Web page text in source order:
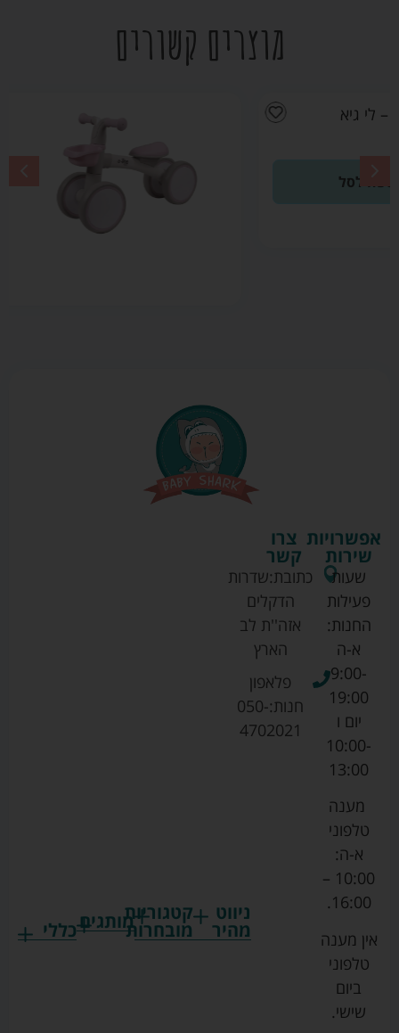
מוצרים קשורים
הראשונה שלי
Quatro Mini
Rider ורוד –
₪149.00
ניווט
מהיר
קטגוריות
מובחרותמותגים
גרקו
כללי
צרו
קשר
כתובת:שדרות
הדקלים
אזה''ת לב
הארץ
פלאפון
חנות:050-
4702021
אפשרויות
שירות
שעות
פעילות
החנות:
א-ה
9:00-
19:00
יום ו
10:00-
13:00
מענה
טלפוני
א-ה:
10:00 –
16:00.
אין מענה
טלפוני
ביום
שישי.